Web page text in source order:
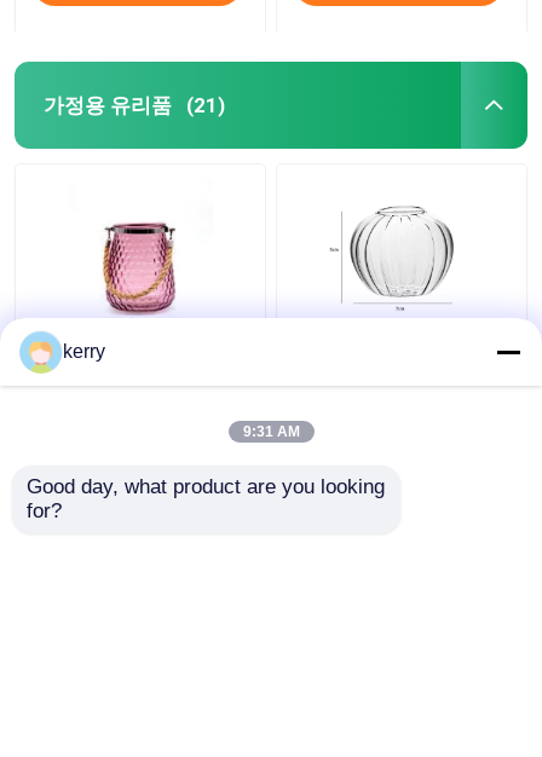
가정용 유리품 (21)
5인치 10인치 클래식 실
린더 꽃 유리 잔
kerry
9:31 AM
Good day, what product are you looking
for?